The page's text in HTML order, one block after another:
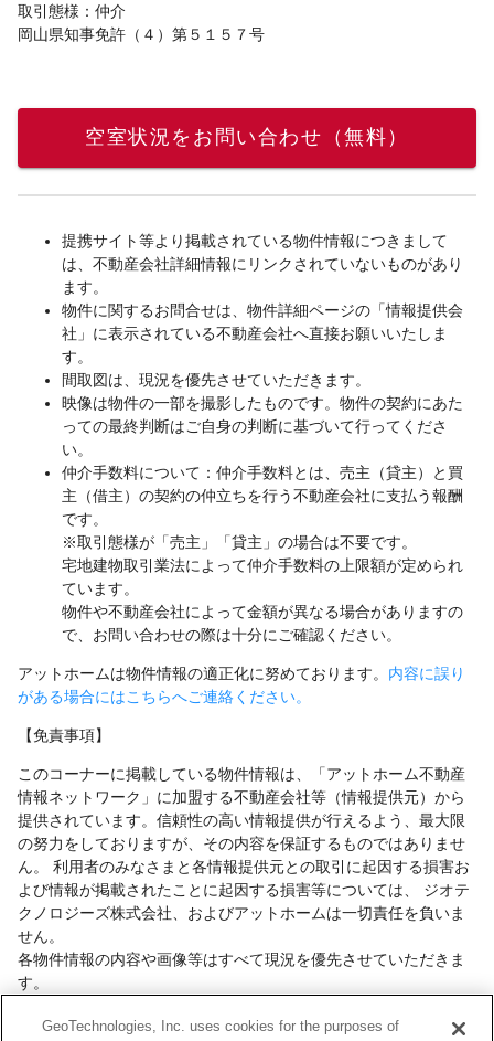
取引態様：仲介
岡山県知事免許（４）第５１５７号
空室状況をお問い合わせ（無料）
提携サイト等より掲載されている物件情報につきまして
は、不動産会社詳細情報にリンクされていないものがあり
ます。
物件に関するお問合せは、物件詳細ページの「情報提供会
社」に表示されている不動産会社へ直接お願いいたしま
す。
間取図は、現況を優先させていただきます。
映像は物件の一部を撮影したものです。物件の契約にあた
っての最終判断はご自身の判断に基づいて行ってくださ
い。
仲介手数料について：仲介手数料とは、売主（貸主）と買
主（借主）の契約の仲立ちを行う不動産会社に支払う報酬
です。
※取引態様が「売主」「貸主」の場合は不要です。
宅地建物取引業法によって仲介手数料の上限額が定められ
ています。
物件や不動産会社によって金額が異なる場合がありますの
で、お問い合わせの際は十分にご確認ください。
アットホームは物件情報の適正化に努めております。 内容に誤り
がある場合にはこちらへご連絡ください。
【免責事項】
このコーナーに掲載している物件情報は、「アットホーム不動産
情報ネットワーク」に加盟する不動産会社等（情報提供元）から
提供されています。信頼性の高い情報提供が行えるよう、最大限
の努力をしておりますが、その内容を保証するものではありませ
ん。 利用者のみなさまと各情報提供元との取引に起因する損害お
よび情報が掲載されたことに起因する損害等については、 ジオテ
クノロジーズ株式会社、およびアットホームは一切責任を負いま
せん。
各物件情報の内容や画像等はすべて現況を優先させていただきま
す。
容や契約条件等について、 各情報提供元より十分な説明を受け、
GeoTechnologies, Inc. uses cookies for the purposes of